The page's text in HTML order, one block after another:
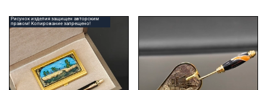
Рисунок изделия защищен авторским
правом! Копирование запрещено!